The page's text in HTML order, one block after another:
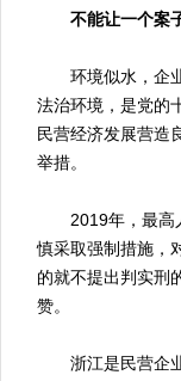
不能让一个案
环境似水，企业
法治环境，是党的
民营经济发展营造
举措。
2019年，最高人
慎采取强制措施，
的就不提出判实刑
赞。
浙江是民营企业